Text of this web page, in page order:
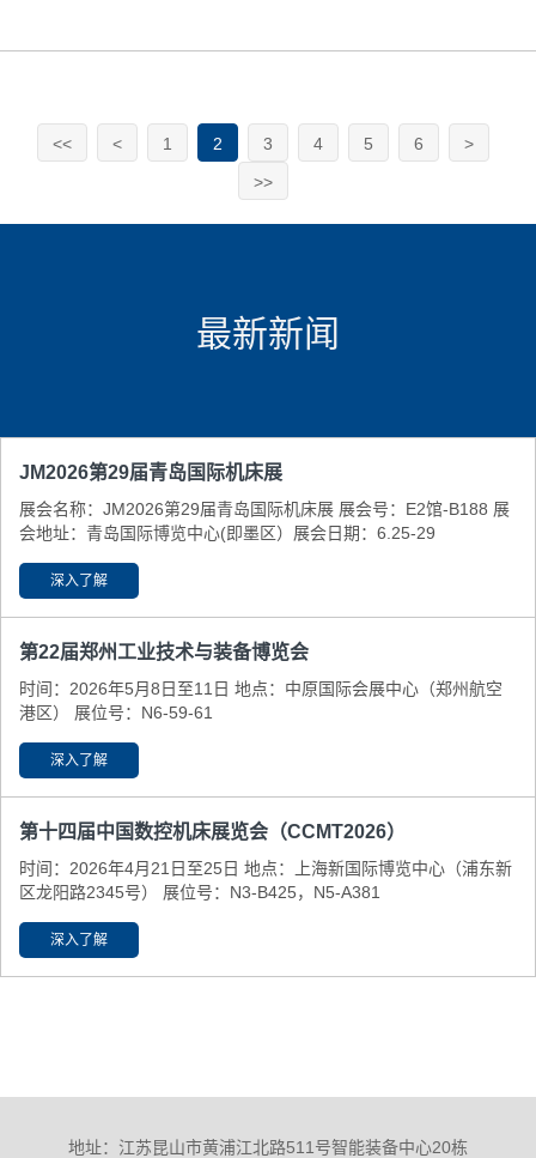
<< < 1 2 3 4 5 6
>
>>
最新新闻
JM2026第29届青岛国际机床展
展会名称：JM2026第29届青岛国际机床展 展会号：E2馆-B188 展
会地址：青岛国际博览中心(即墨区） ​展会日期：6.25-29
深入了解
第22届郑州工业技术与装备博览会
时间：2026年5月8日至11日 地点：中原国际会展中心（郑州航空
港区） 展位号：N6-59-61
深入了解
第十四届中国数控机床展览会（CCMT2026）
时间：2026年4月21日至25日 地点：上海新国际博览中心（浦东新
区龙阳路2345号） 展位号：N3-B425，N5-A381
深入了解
地址：江苏昆山市黄浦江北路511号智能装备中心20栋